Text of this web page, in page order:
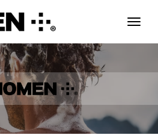
Toggle